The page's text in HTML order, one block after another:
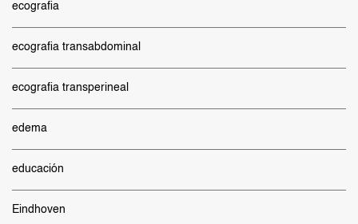
ecografia
ecografia transabdominal
ecografia transperineal
edema
educación
Eindhoven